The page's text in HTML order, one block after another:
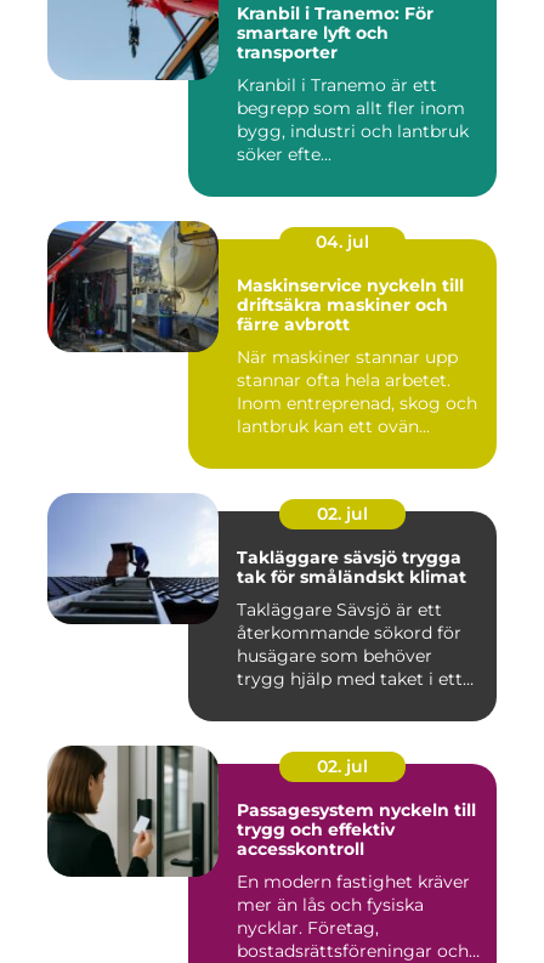
Kranbil i Tranemo: För
smartare lyft och
transporter
Kranbil i Tranemo är ett
begrepp som allt fler inom
bygg, industri och lantbruk
söker efte...
04. jul
Maskinservice nyckeln till
driftsäkra maskiner och
färre avbrott
När maskiner stannar upp
stannar ofta hela arbetet.
Inom entreprenad, skog och
lantbruk kan ett ovän...
02. jul
Takläggare sävsjö trygga
tak för småländskt klimat
Takläggare Sävsjö är ett
återkommande sökord för
husägare som behöver
trygg hjälp med taket i ett
02. jul
Passagesystem nyckeln till
trygg och effektiv
accesskontroll
En modern fastighet kräver
mer än lås och fysiska
nycklar. Företag,
bostadsrättsföreningar och